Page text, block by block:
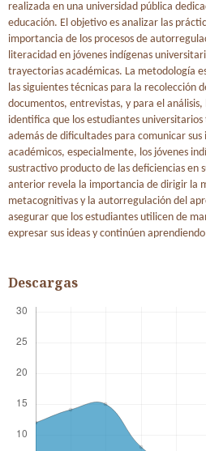
realizada en una universidad pública
educación. El objetivo es analizar las
importancia de los procesos de
literacidad en jóvenes indígenas
trayectorias académicas. La metodología
las siguientes técnicas para la recolección
documentos, entrevistas, y para el
identifica que los estudiantes
además de dificultades para comunicar
académicos, especialmente, los jóvenes
sustractivo producto de las deficiencias en
anterior revela la importancia de dirigir la
metacognitivas y la autorregulación del
asegurar que los estudiantes utilicen de
expresar sus ideas y continúen
Descargas